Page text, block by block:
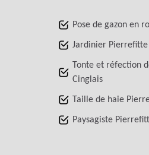
Pose de gazon en
Jardinier Pierrefitte
Tonte et réfection
Cinglais
Taille de haie
Paysagiste